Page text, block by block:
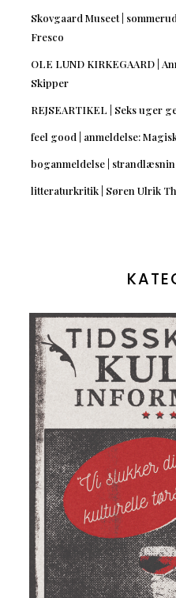
Skovgaard Museet |
Fresco
OLE LUND KIRKEGAARD |
Skipper
REJSEARTIKEL | Seks uger
feel good | anmeldelse:
boganmeldelse |
litteraturkritik | Søren Ulrik